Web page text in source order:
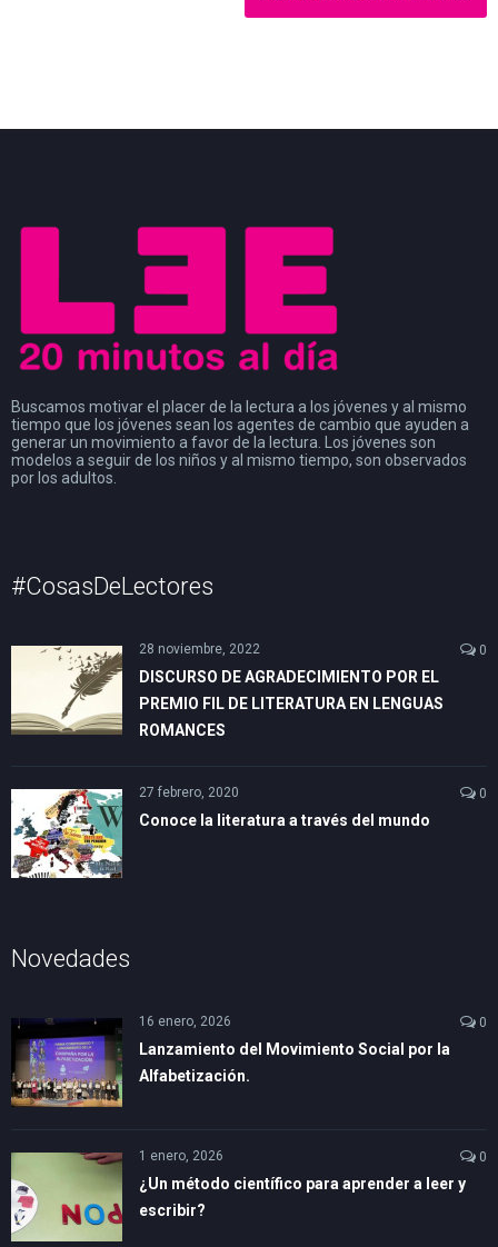
Buscamos motivar el placer de la lectura a los jóvenes y al mismo
tiempo que los jóvenes sean los agentes de cambio que ayuden a
generar un movimiento a favor de la lectura. Los jóvenes son
modelos a seguir de los niños y al mismo tiempo, son observados
por los adultos.
#CosasDeLectores
28 noviembre, 2022 0
DISCURSO DE AGRADECIMIENTO POR EL
PREMIO FIL DE LITERATURA EN LENGUAS
ROMANCES
27 febrero, 2020 0
Conoce la literatura a través del mundo
Novedades
16 enero, 2026 0
Lanzamiento del Movimiento Social por la
Alfabetización.
1 enero, 2026 0
¿Un método científico para aprender a leer y
escribir?